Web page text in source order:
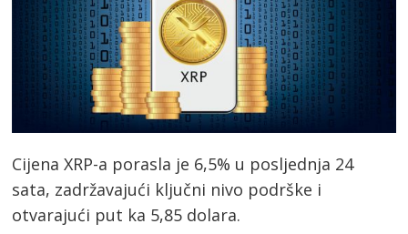
Cijena XRP-a porasla je 6,5% u posljednja 24
sata, zadržavajući ključni nivo podrške i
otvarajući put ka 5,85 dolara.